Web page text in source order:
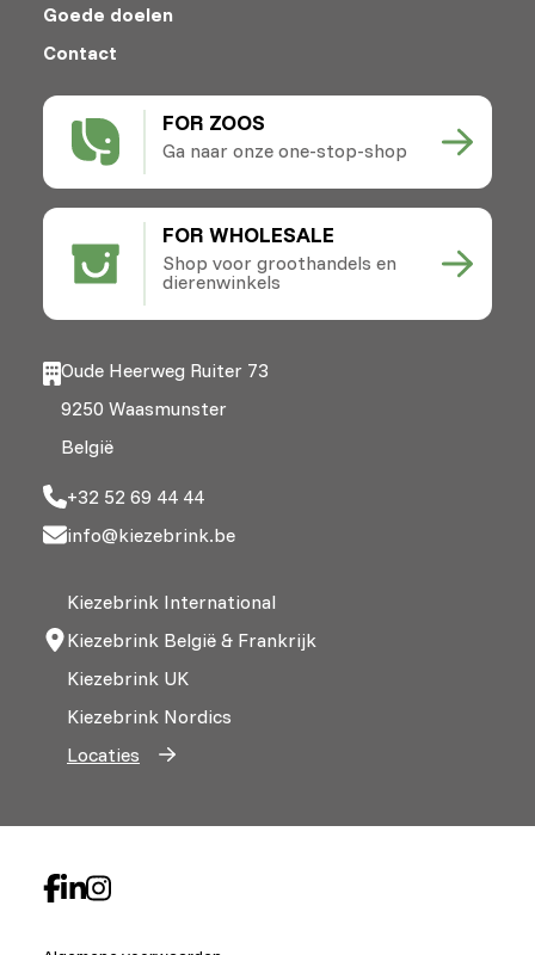
FOR ZOOS
Ga naar onze one-stop-shop
FOR WHOLESALE
Shop voor groothandels en
dierenwinkels
Goede doelen
Contact
Oude Heerweg Ruiter 73
9250 Waasmunster
België
+32 52 69 44 44
info@kiezebrink.be
Kiezebrink International
Kiezebrink België & Frankrijk
Kiezebrink UK
Kiezebrink Nordics
Locaties